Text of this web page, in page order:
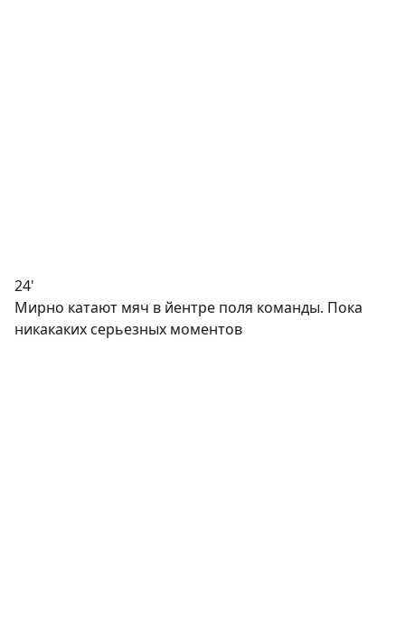
24'
Мирно катают мяч в йентре поля команды. Пока
никакаких серьезных моментов